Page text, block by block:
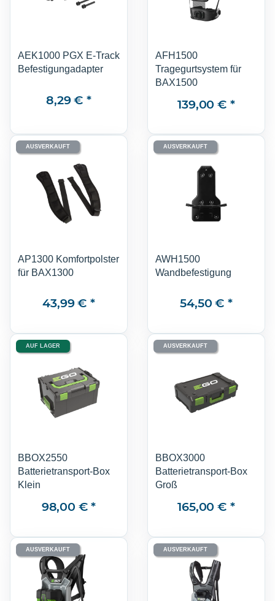
AEK1000 PGX E-Track
Befestigungadapter
8,29 € *
AFH1500
Tragegurtsystem für
BAX1500
139,00 € *
AUSVERKAUFT
AP1300 Komfortpolster
für BAX1300
43,99 € *
AUSVERKAUFT
AWH1500
Wandbefestigung
54,50 € *
AUF LAGER
BBOX2550
Batterietransport-Box
Klein
98,00 €*
AUSVERKAUFT
BBOX3000
Batterietransport-Box
Groß
165,00 € *
AUSVERKAUFT AUSVERKAUFT